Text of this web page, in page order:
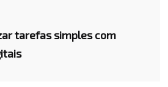
tarefas simples com